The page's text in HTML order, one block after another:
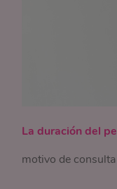
La duración del
motivo de